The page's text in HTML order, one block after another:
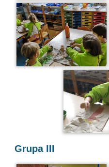
Grupa III